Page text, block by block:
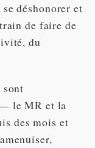
déshonorer et
de faire de
du
le MR et la
des mois et